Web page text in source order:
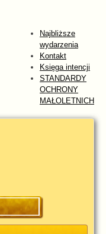
Najbliższe
wydarzenia
Kontakt
Księga intencji
STANDARDY
OCHRONY
MAŁOLETNICH